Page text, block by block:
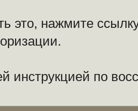
это, нажмите
инструкцией по